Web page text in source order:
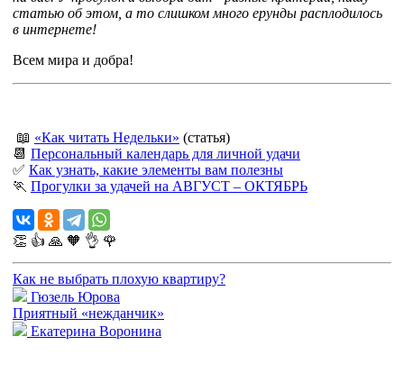
статью об этом, а то слишком много ерунды расплодилось
в интернете!
Всем мира и добра!
📖 «Как читать Недельки» (статья)
📆 Персональный календарь для личной удачи
✅ Как узнать, какие элементы вам полезны
🏃 Прогулки за удачей на АВГУСТ – ОКТЯБРЬ
👏 👍 🙏 🧡 👌 🌹
Как не выбрать плохую квартиру?
Гюзель Юрова
Приятный «нежданчик»
Екатерина Воронина